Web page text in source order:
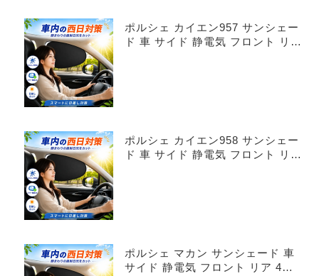
ポルシェ カイエン957 サンシェー
ド 車 サイド 静電気 フロント リア
ポルシェ カイエン958 サンシェー
ド 車 サイド 静電気 フロント リア
ポルシェ マカン サンシェード 車
サイド 静電気 フロント リア 4枚